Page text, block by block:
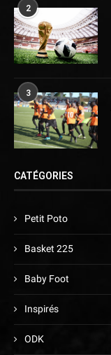
2
3
CATÉGORIES
Petit Poto
Basket 225
Baby Foot
Inspirés
ODK